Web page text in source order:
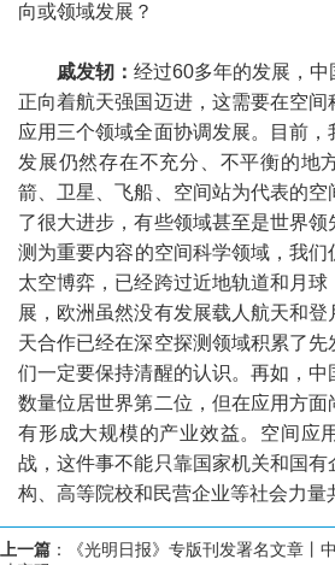
向或领域发展？
戚发轫： 经过60多年的发展，中
正向着航天强国迈进，这需要在空间
应用三个领域全面协调发展。目前
发展仍然存在不充分、不平衡的地
箭、卫星、飞船、空间站为代表的
了很大进步，有些领域甚至是世界
测为重要内容的空间科学领域，我
太空博弈，已经跨过近地轨道和月
展，欧洲虽然没有发展载人航天和
天合作已经在深空探测领域积累了
们一定要保持清醒的认识。再如，
数量位居世界第二位，但在应用方
有形成大规模的产业效益。空间应
战，这件事不能只靠国家机关和国
构、高等院校和民营企业等社会力量
上一篇 ：
《光明日报》专版刊发署名文章丨